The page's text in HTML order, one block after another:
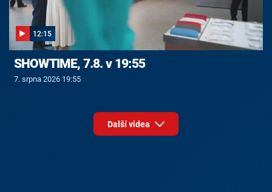
12:15
SHOWTIME, 7.8. v 19:55
7. srpna 2026 19:55
Další videa